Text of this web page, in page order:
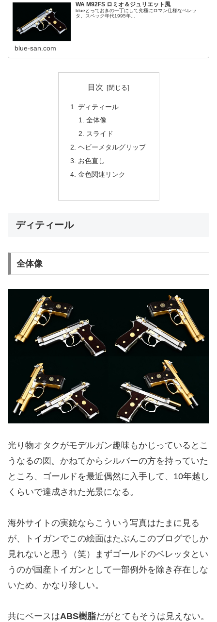
WA M92FS ロミオ＆ジュリエット風
blueとっておきの一丁にして究極にロマン仕様なベレッ
タ。スペック年代1995年...
blue-san.com
目次
ディティール
全体像
スライド
ヘビーメタルグリップ
お色直し
金色関連リンク
ディティール
全体像
光り物オタクがモデルガン趣味もかじっているとこ
うなるの図。かねてからシルバーの方を持っていた
ところ、ゴールドを最近偶然に入手して、10年越し
くらいで達成された光景になる。
海外サイトの実銃ならこういう写真はたまに見る
が、トイガンでこの絵面はたぶんこのブログでしか
見れないと思う（笑）まずゴールドのベレッタとい
うのが国産トイガンとして一部例外を除き存在しな
いため、かなり珍しい。
共にベースはABS樹脂だがとてもそうは見えない。